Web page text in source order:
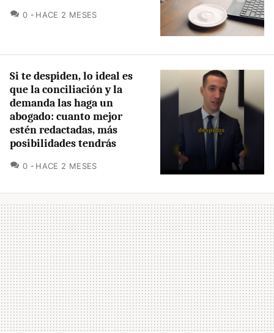
0 COMENTARIOS
HACE 2 MESES
Si te despiden, lo ideal es
que la conciliación y la
demanda las haga un
abogado: cuanto mejor
estén redactadas, más
posibilidades tendrás
0 COMENTARIOS
HACE 2 MESES